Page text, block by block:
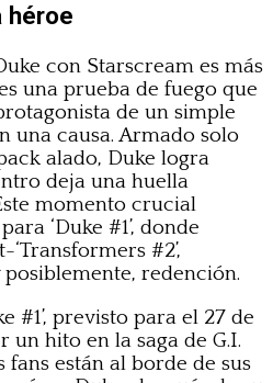
héroe
con Starscream es más
una prueba de fuego que
de un simple
una causa. Armado solo
alado, Duke logra
deja una huella
momento crucial
‘Duke #1’, donde
#2’,
redención.
#1’, previsto para el 27 de
hito en la saga de G.I.
fans están al borde de sus